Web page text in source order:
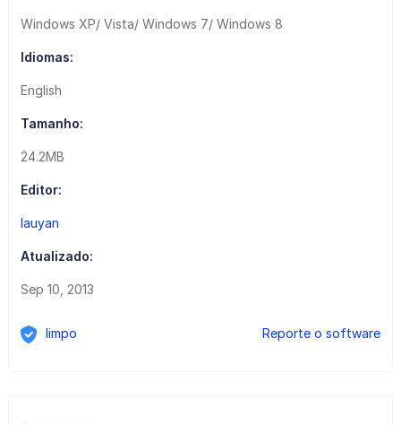
Windows XP/ Vista/ Windows 7/ Windows 8
Idiomas:
English
Tamanho:
24.2MB
Editor:
lauyan
Atualizado:
Sep 10, 2013
limpo Reporte o software